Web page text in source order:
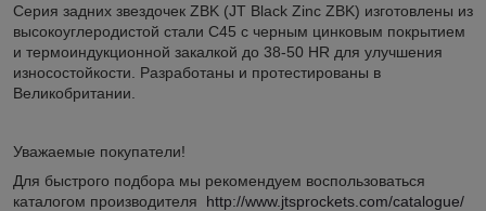
Серия задних звездочек ZBK (JT Black Zinc ZBK) изготовлены из
высокоуглеродистой стали C45 с черным цинковым покрытием
и термоиндукционной закалкой до 38-50 HR для улучшения
износостойкости. Разработаны и протестированы в
Великобритании.
Уважаемые покупатели!
Для быстрого подбора мы рекомендуем воспользоваться
каталогом производителя http://www.jtsprockets.com/catalogue/